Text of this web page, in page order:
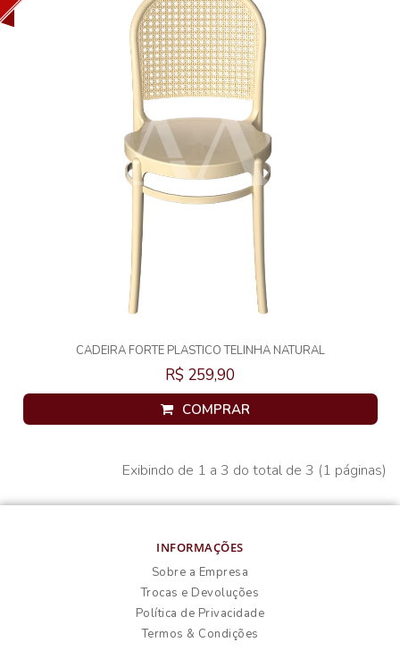
CADEIRA FORTE PLASTICO TELINHA NATURAL
R$ 259,90
COMPRAR
Exibindo de 1 a 3 do total de 3 (1 páginas)
INFORMAÇÕES
Sobre a Empresa
Trocas e Devoluções
Política de Privacidade
Termos & Condições